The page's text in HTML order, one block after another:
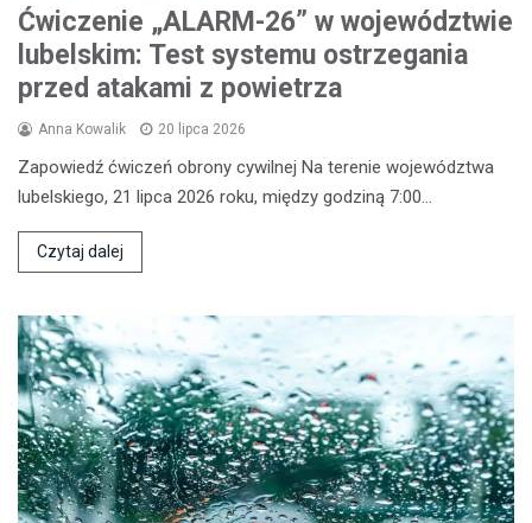
Ćwiczenie „ALARM-26” w województwie
lubelskim: Test systemu ostrzegania
przed atakami z powietrza
Anna Kowalik 20 lipca 2026
Zapowiedź ćwiczeń obrony cywilnej Na terenie województwa
lubelskiego, 21 lipca 2026 roku, między godziną 7:00…
Czytaj dalej